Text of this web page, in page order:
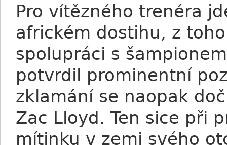
Pro vítězného trenéra
africkém dostihu, z
spolupráci s
potvrdil prominentní
zklamání se naopak
Zac Lloyd. Ten sice při
mítinku v zemi svého